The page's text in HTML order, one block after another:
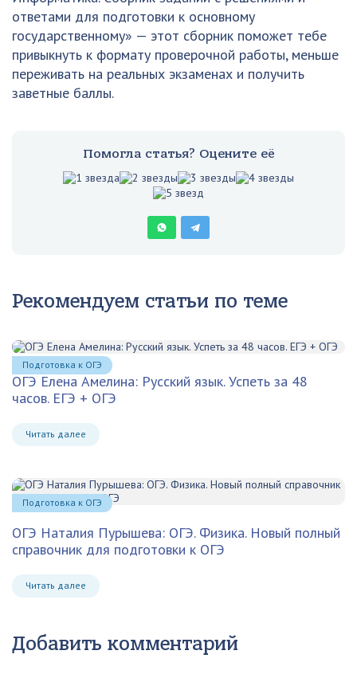
ответами для подготовки к основному
государственному» — этот сборник поможет тебе
привыкнуть к формату проверочной работы, меньше
переживать на реальных экзаменах и получить
заветные баллы.
Помогла статья? Оцените её
Рекомендуем статьи по теме
ОГЭ Елена Амелина: Русский язык. Успеть за 48
часов. ЕГЭ + ОГЭ
Читать далее
Подготовка к ОГЭ
ОГЭ Наталия Пурышева: ОГЭ. Физика. Новый полный
справочник для подготовки к ОГЭ
Читать далее
Подготовка к ОГЭ
Добавить комментарий